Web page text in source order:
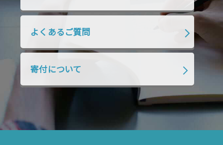
2018年7月 2018年6月
2018年4月 2018年3月 2018年2月
2018年1月 2017年12月
2017年10月 2017年9月 2017年8月
2017年5月
2017年4月
よくあるご質問
寄付について